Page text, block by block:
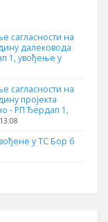
сагласности на
далековода
1, увођење у
сагласности на
пројекта
- РП Ђердап 1,
у ТС Бор 6